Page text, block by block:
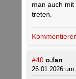
man auch
treten.
#40 o.fan
26.01.2026 um